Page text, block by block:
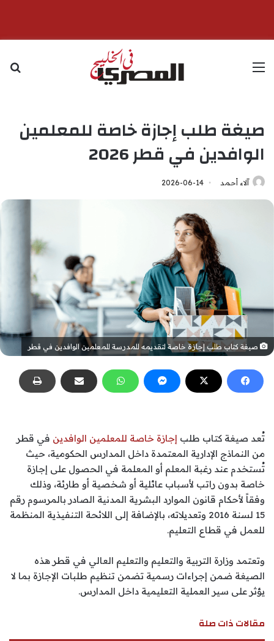
القائمة
صيغة طلب إجازة خاصة للمعلمين
الوافدين في قطر 2026
آلاء أحمد 2026-06-14
صيغة كتاب طلب إجازة خاصة لتقديمه للمدرسة للمعلمين الوافدين في قطر
تُعد صيغة كتاب طلب إجازة خاصة للمعلمين الوافدين في قطر
من النماذج الإدارية المعتمدة داخل المدارس الحكومية، حيث
تُستخدم عند رغبة المعلم أو المعلمة في الحصول على إجازة
خاصة بدون راتب لأسباب عائلية أو شخصية أو طارئة، وذلك
وفقاً لأحكام قانون الموارد البشرية المدنية الصادر بالمرسوم رقم
15 لسنة 2016 وتعديلاته، بالإضافة إلى اللائحة التنفيذية المنظمة
للعمل في قطاع التعليم.
وتعتمد وزارة التربية والتعليم والتعليم العالي في قطر هذه
الصيغة ضمن إجراءات رسمية تضمن تنظيم طلبات الإجازة بما لا
يؤثر على سير العملية التعليمية داخل المدارس.
مقالات ذات صلة